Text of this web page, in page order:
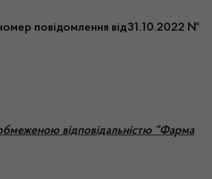
повідомлення від31.10.2022 №
відповідальністю “Фарма